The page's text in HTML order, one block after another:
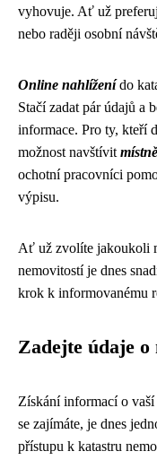
vyhovuje. Ať už
nebo raději osobní
Online nahlíženído
Stačí zadat pár údajů a
informace. Pro ty, kteří
možnost navštívit
ochotní pracovníci
výpisu.
Ať už zvolíte jakoukoli
nemovitostí je dnes
krok k informovanému
Zadejte údaje o
Získání informací o
se zajímáte, je dnes
přístupu k katastru